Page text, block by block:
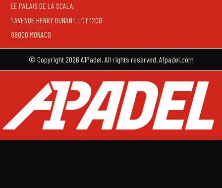
LE PALAIS DE LA SCALA,
1 AVENUE HENRY DUNANT, LOT 1200
98000 MONACO
© Copyright 2026 A1Padel. All rights reserved. A1padel.com